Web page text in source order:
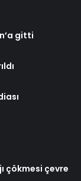
gitti
çökmesi çevre